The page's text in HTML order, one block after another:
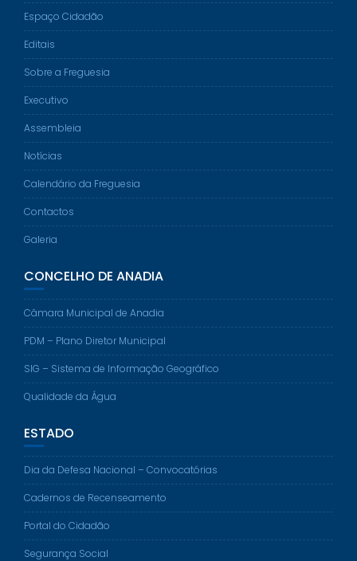
Espaço Cidadão
Editais
Sobre a Freguesia
Executivo
Assembleia
Notícias
Calendário da Freguesia
Contactos
Galeria
CONCELHO DE ANADIA
Câmara Municipal de Anadia
PDM – Plano Diretor Municipal
SIG – Sistema de Informação Geográfico
Qualidade da Água
ESTADO
Dia da Defesa Nacional – Convocatórias
Cadernos de Recenseamento
Portal do Cidadão
Segurança Social